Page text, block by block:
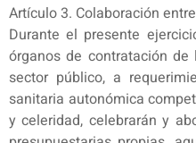
Artículo 3. Colaboración
Durante el presente
órganos de contratación
sector público, a
sanitaria autonómica
y celeridad, celebrarán y